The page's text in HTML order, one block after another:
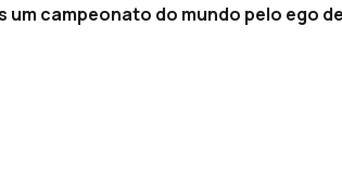
campeonato do mundo pelo ego de